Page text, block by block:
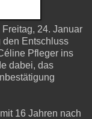
24. Januar
den Entschluss
Pfleger ins
dabei, das
16 Jahren nach